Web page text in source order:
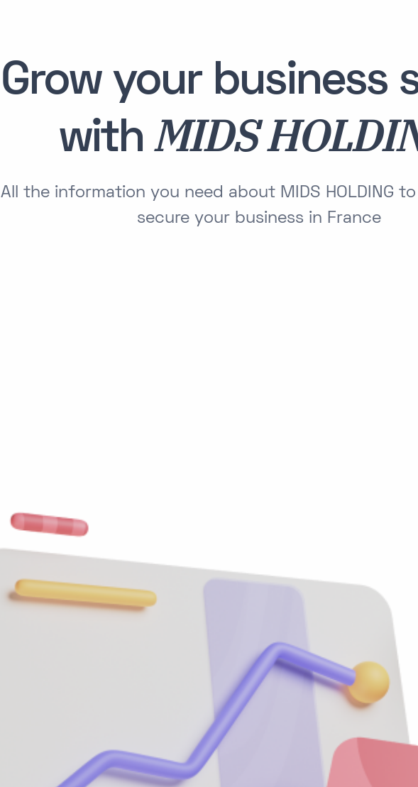
Grow your business
withMIDS
All the information you need about MIDS HOLDING
secure your business in France